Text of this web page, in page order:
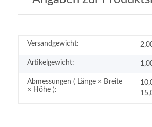
Versandgewicht:
Artikelgewicht:
Abmessungen ( Länge × Breite
× Höhe ):